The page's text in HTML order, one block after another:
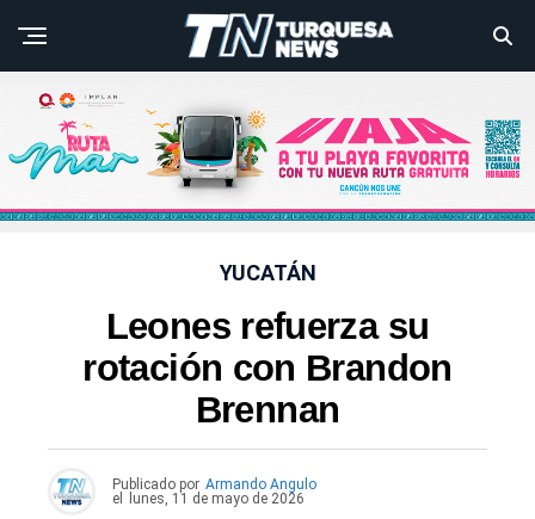
YUCATÁN
Leones refuerza su
rotación con Brandon
Brennan
Publicado por Armando Angulo
el
lunes, 11 de mayo de 2026